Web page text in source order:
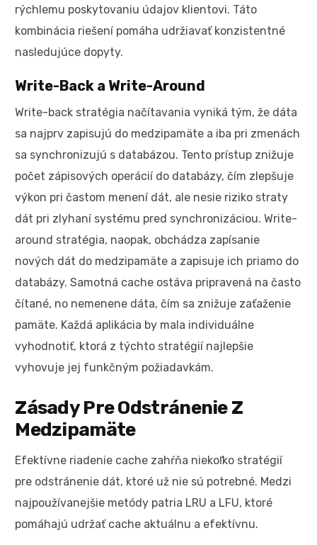
rýchlemu poskytovaniu údajov klientovi. Táto
kombinácia riešení pomáha udržiavať konzistentné
nasledujúce dopyty.
Write-Back a Write-Around
Write-back stratégia načítavania vyniká tým, že dáta
sa najprv zapisujú do medzipamäte a iba pri zmenách
sa synchronizujú s databázou. Tento prístup znižuje
počet zápisových operácií do databázy, čím zlepšuje
výkon pri častom menení dát, ale nesie riziko straty
dát pri zlyhaní systému pred synchronizáciou. Write-
around stratégia, naopak, obchádza zapísanie
nových dát do medzipamäte a zapisuje ich priamo do
databázy. Samotná cache ostáva pripravená na často
čítané, no nemenene dáta, čím sa znižuje zaťaženie
pamäte. Každá aplikácia by mala individuálne
vyhodnotiť, ktorá z týchto stratégií najlepšie
vyhovuje jej funkčným požiadavkám.
Zásady Pre Odstránenie Z
Medzipamäte
Efektívne riadenie cache zahŕňa niekoľko stratégií
pre odstránenie dát, ktoré už nie sú potrebné. Medzi
najpoužívanejšie metódy patria LRU a LFU, ktoré
pomáhajú udržať cache aktuálnu a efektívnu.